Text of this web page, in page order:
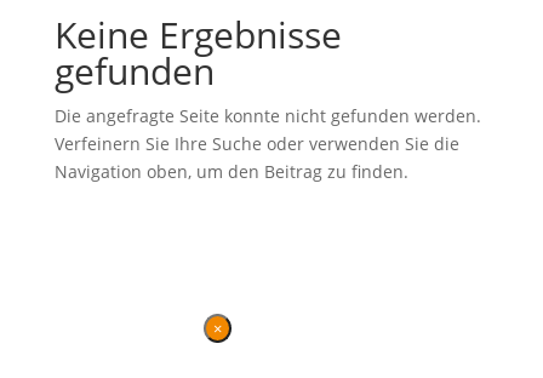
Keine Ergebnisse
gefunden
Die angefragte Seite konnte nicht gefunden werden.
Verfeinern Sie Ihre Suche oder verwenden Sie die
Navigation oben, um den Beitrag zu finden.
×